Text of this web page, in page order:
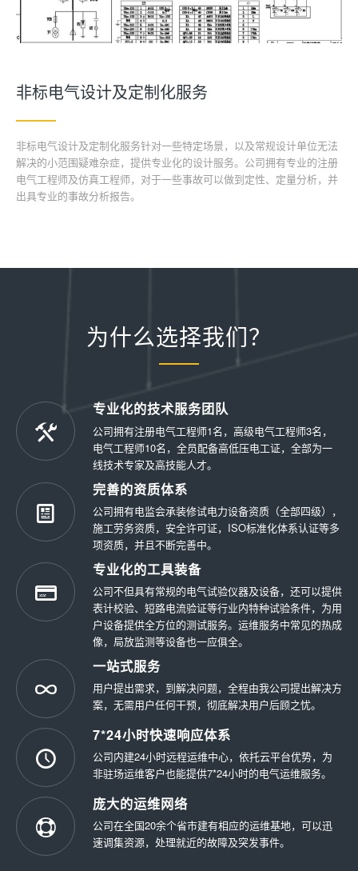
非标电气设计及定制化服务
非标电气设计及定制化服务针对一些特定场景，以及常规设计单位无法
解决的小范围疑难杂症，提供专业化的设计服务。公司拥有专业的注册
电气工程师及仿真工程师，对于一些事故可以做到定性、定量分析，并
出具专业的事故分析报告。
为什么选择我们？
专业化的技术服务团队
公司拥有注册电气工程师1名，高级电气工程师3名，
电气工程师10名，全员配备高低压电工证，全部为一
线技术专家及高技能人才。
完善的资质体系
公司拥有电监会承装修试电力设备资质（全部四级），
施工劳务资质，安全许可证，ISO标准化体系认证等多
项资质，并且不断完善中。
专业化的工具装备
公司不但具有常规的电气试验仪器及设备，还可以提供
表计校验、短路电流验证等行业内特种试验条件，为用
户设备提供全方位的测试服务。运维服务中常见的热成
像，局放监测等设备也一应俱全。
一站式服务
用户提出需求，到解决问题，全程由我公司提出解决方
案，无需用户任何干预，彻底解决用户后顾之忧。
7*24小时快速响应体系
公司内建24小时远程运维中心，依托云平台优势，为
非驻场运维客户也能提供7*24小时的电气运维服务。
庞大的运维网络
公司在全国20余个省市建有相应的运维基地，可以迅
速调集资源，处理就近的故障及突发事件。